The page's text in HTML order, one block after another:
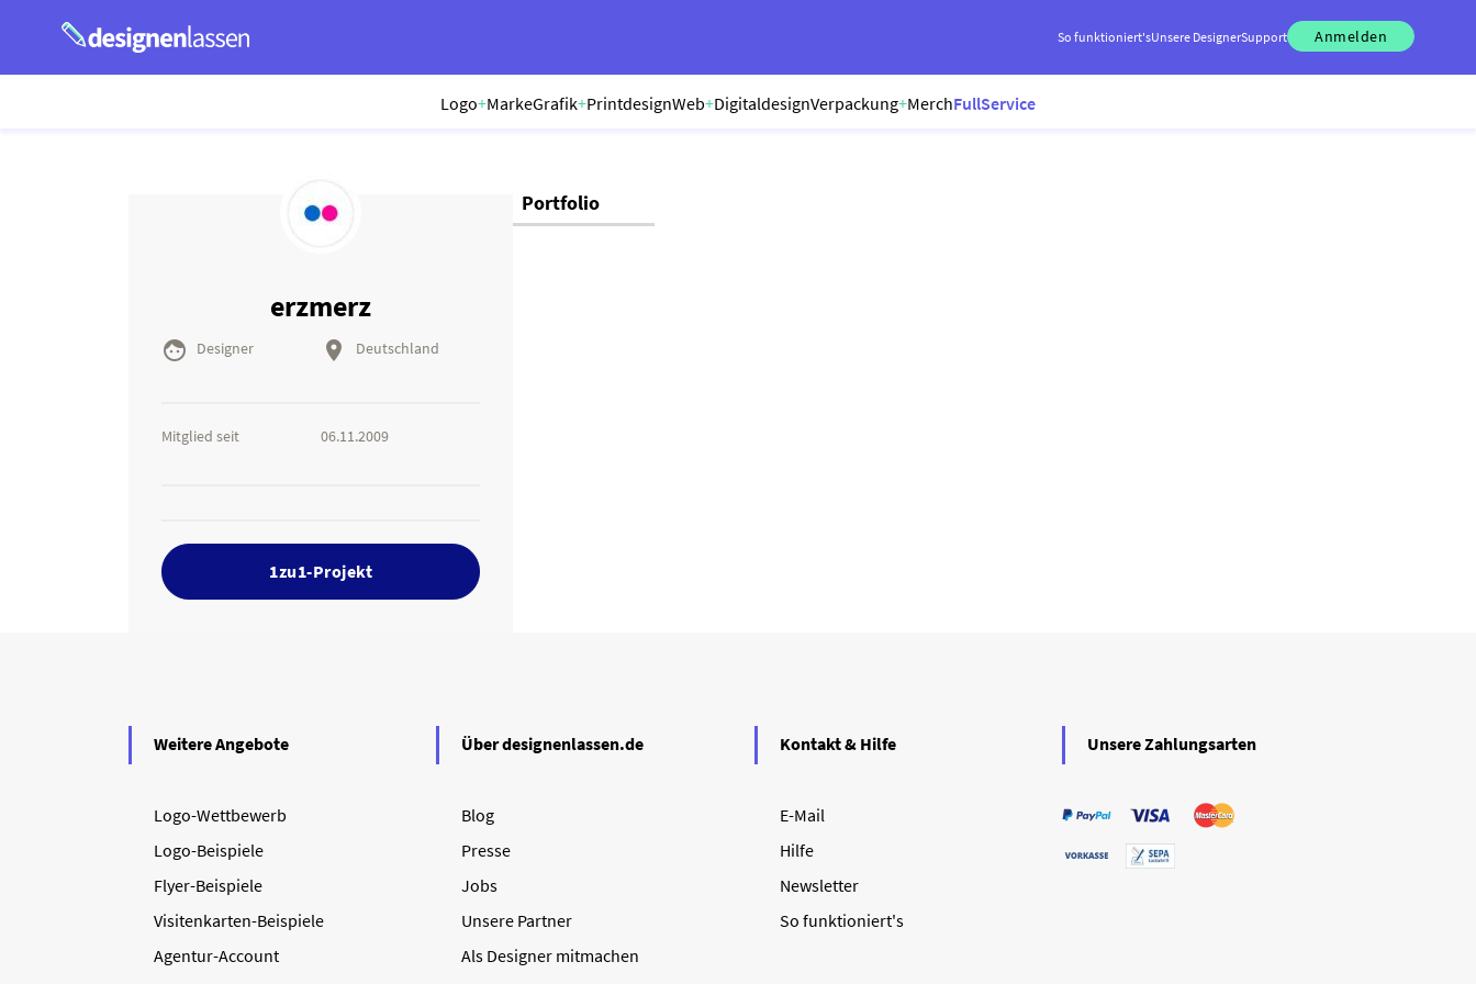
So funktioniert'sUnsere DesignerSupport Anmelden
Logo+MarkeGrafik+PrintdesignWeb+DigitaldesignVerpackung+MerchFullService
erzmerz
 Designer  Deutschland
Mitglied seit 06.11.2009
1zu1-Projekt
Portfolio
Weitere Angebote
Logo-Wettbewerb
Logo-Beispiele
Flyer-Beispiele
Visitenkarten-Beispiele
Agentur-Account
Über designenlassen.de
Blog
Presse
Jobs
Unsere Partner
Als Designer mitmachen
Kontakt & Hilfe
E-Mail
Hilfe
Newsletter
So funktioniert's
Unsere Zahlungsarten